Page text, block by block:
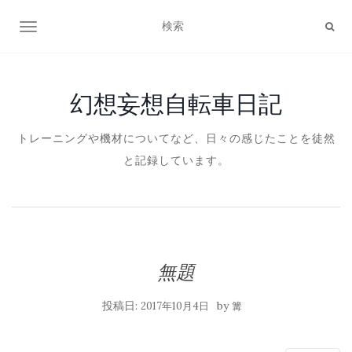
ナビゲーション切り替え
幻想妄想自転車日記
トレーニングや機材についてなど、日々の感じたことを徒然
と記録しています。
無題
投稿日: 2017年10月4日 by篝